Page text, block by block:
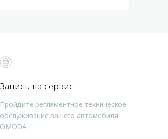
Запись на сервис
Пройдите регламентное техническое
обслуживание вашего автомобиля
OMODA